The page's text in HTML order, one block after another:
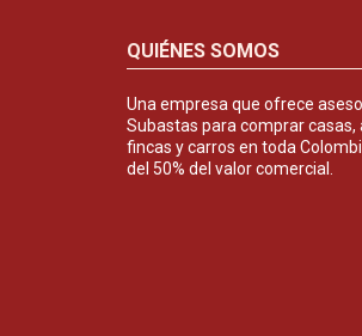
QUIÉNES SOMOS
Una empresa que ofrece
Subastas para comprar
fincas y carros en toda
del 50% del valor comercial.